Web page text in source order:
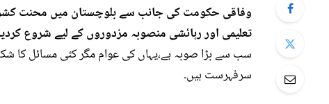
وفاقی حکومت کی جانب سے بلوچستان میں محنت
تعلیمی اور رہائشی منصوبہ مزدوروں کے لیے شروع
سب سے بڑا صوبہ ہے،یہاں کی عوام مگر کئی مسائل کا
سرفہرست ہیں۔